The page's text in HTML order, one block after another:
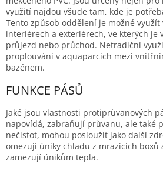
využití najdou všude tam, kde je
Tento způsob oddělení je možné využít
interiérech a exteriérech, ve kterých je
průjezd nebo průchod. Netradiční
proplouvání v aquaparcích mezi
bazénem.
FUNKCE PÁSŮ
Jaké jsou vlastnosti protiprůvanových
napovídá, zabraňují průvanu, ale také
nečistot, mohou posloužit jako další
omezují úniky chladu z mrazicích boxů
zamezují únikům tepla.